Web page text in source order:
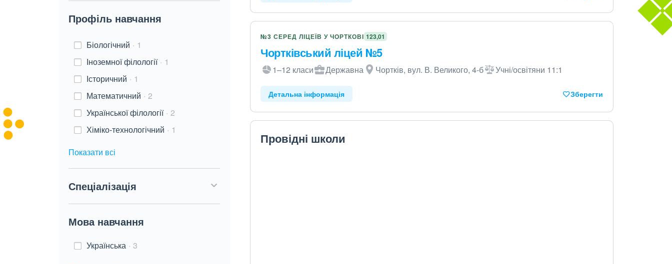
Профіль навчання
Біологічний
1
Іноземної філології
1
Історичний
1
Математичний
2
Української філології
2
Хіміко-технологічний
1
Показати всі
Спеціалізація
Мова навчання
Українська 3
№3 СЕРЕД ЛІЦЕЇВ У ЧОРТКОВІ 123,01
Чортківський ліцей №5
1–12 класи Державна Чортків, вул. В. Великого, 4-б Учні/освітяни 11:1
Детальна інформація Зберегти
Провідні школи